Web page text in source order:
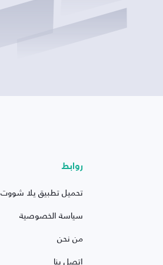
روابط
تحميل تطبيق يلا شووت
سياسة الخصوصية
من نحن
اتصل بنا